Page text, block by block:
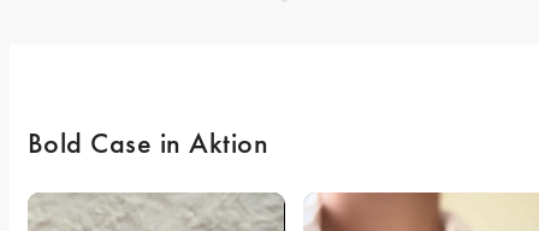
Bold Case in Aktion